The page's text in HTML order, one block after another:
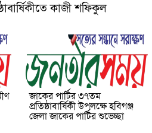
কাজী শফিকুল
জাকের পার্টির ৩৭তম
প্রতিষ্ঠাবার্ষিকী উপলক্ষে হবিগঞ্জ
জেলা জাকের পার্টির শুভেচ্ছা